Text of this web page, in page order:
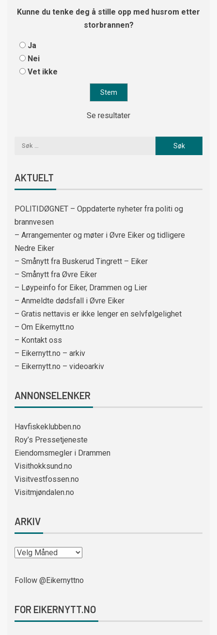
Kunne du tenke deg å stille opp med husrom etter
storbrannen?
Ja
Nei
Vet ikke
Se resultater
AKTUELT
POLITIDØGNET – Oppdaterte nyheter fra politi og
brannvesen
– Arrangementer og møter i Øvre Eiker og tidligere
Nedre Eiker
– Smånytt fra Buskerud Tingrett – Eiker
– Smånytt fra Øvre Eiker
– Løypeinfo for Eiker, Drammen og Lier
– Anmeldte dødsfall i Øvre Eiker
– Gratis nettavis er ikke lenger en selvfølgelighet
– Om Eikernytt.no
– Kontakt oss
– Eikernytt.no – arkiv
– Eikernytt.no – videoarkiv
ANNONSELENKER
Havfiskeklubben.no
Roy’s Pressetjeneste
Eiendomsmegler i Drammen
Visithokksund.no
Visitvestfossen.no
Visitmjøndalen.no
ARKIV
Follow @Eikernyttno
FOR EIKERNYTT.NO